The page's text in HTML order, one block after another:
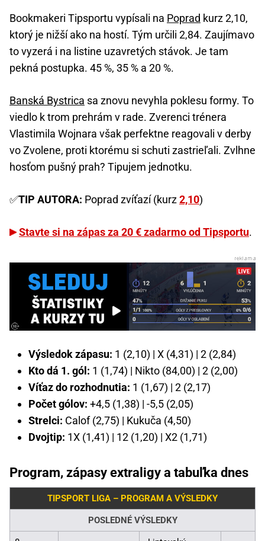
Bookmakeri Tipsportu vypísali na Poprad kurz 2,10,
ktorý je nižší ako na hostí. Tým určili 2,84. Zaujímavo
to vyzerá i na listine uzavretých stávok. Je tam
pekná postupka. 45 %, 35 % a 20 %.
Banská Bystrica sa znovu nevyhla poklesu formy. To
viedlo k trom prehrám v rade. Zverenci trénera
Vlastimila Wojnara však perfektne reagovali v derby
vo Zvolene, proti ktorému si schuti zastrieľali. Zvlhne
hosťom pušný prah? Tipujem jednotku.
✅TIP AUTORA: Poprad zvíťazí (kurz2,10)
Stavte si na zápas za 20 € zadarmo od Tipsportu.
Výsledok zápasu: 1 (2,10) | X (4,31) | 2 (2,84)
Kto dá 1. gól: 1 (1,74) | Nikto (84,00) | 2 (2,00)
Víťaz do rozhodnutia: 1 (1,67) | 2 (2,17)
Počet gólov: +4,5 (1,38) | -5,5 (2,05)
Strelci: Calof (2,75) | Kukuča (4,50)
Dvojtip: 1X (1,41) | 12 (1,20) | X2 (1,71)
Program, zápasy extraligy a tabuľka dnes
TIPSPORT LIGA – PROGRAM A VÝSLEDKY
POSLEDNÉ VÝSLEDKY